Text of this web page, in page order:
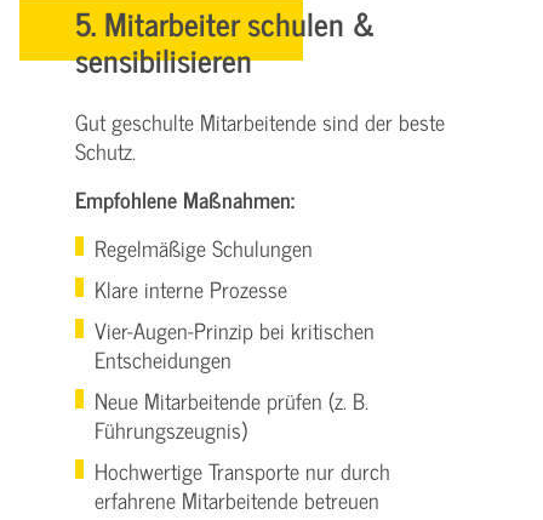
5. Mitarbeiter schulen &
sensibilisieren
Gut geschulte Mitarbeitende sind der beste
Schutz.
Empfohlene Maßnahmen:
Regelmäßige Schulungen
Klare interne Prozesse
Vier-Augen-Prinzip bei kritischen
Entscheidungen
Neue Mitarbeitende prüfen (z. B.
Führungszeugnis)
Hochwertige Transporte nur durch
erfahrene Mitarbeitende betreuen